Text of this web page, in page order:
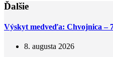
Ďalšie
Výskyt medveďa: Chvojnica –
8. augusta 2026